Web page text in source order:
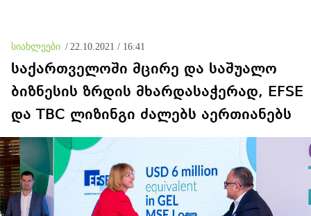
სიახლეები / 22.10.2021 / 16:41
საქართველოში მცირე და საშუალო
ბიზნესის ზრდის მხარდასაჭერად, EFSE
და TBC ლიზინგი ძალებს აერთიანებს